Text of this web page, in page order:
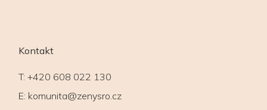
Kontakt
T: +420 608 022 130
E: komunita@zenysro.cz